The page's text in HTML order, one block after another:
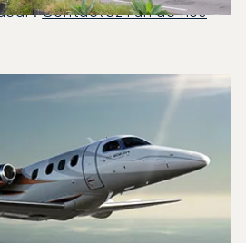
:Contactez l'un de nos
d'aéronef